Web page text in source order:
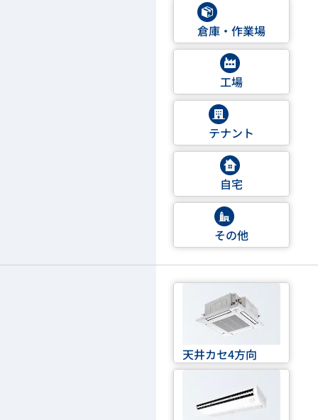
倉庫・作業場
工場
テナント
自宅
その他
天井カセ4方向